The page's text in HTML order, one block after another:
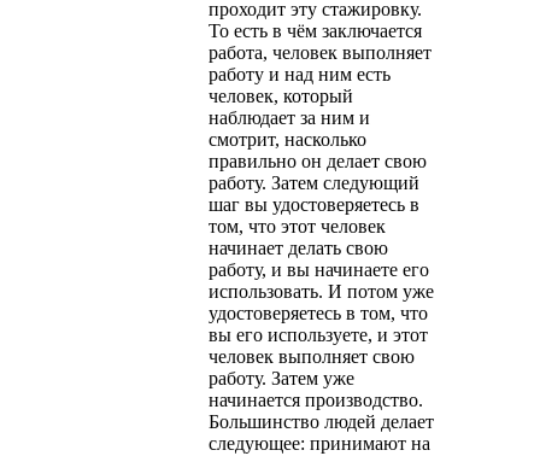
проходит эту стажировку.
То есть в чём заключается
работа, человек выполняет
работу и над ним есть
человек, который
наблюдает за ним и
смотрит, насколько
правильно он делает свою
работу. Затем следующий
шаг вы удостоверяетесь в
том, что этот человек
начинает делать свою
работу, и вы начинаете его
использовать. И потом уже
удостоверяетесь в том, что
вы его используете, и этот
человек выполняет свою
работу. Затем уже
начинается производство.
Большинство людей делает
следующее: принимают на